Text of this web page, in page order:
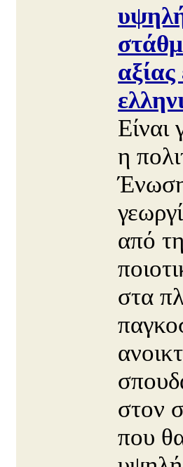
αξίας
Είναι
η
από
στα
στον
που